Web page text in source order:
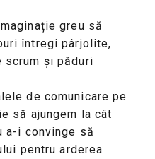
greu să
întregi pârjolite,
scrum și păduri
de comunicare pe
să ajungem la cât
a-i convinge să
pentru arderea